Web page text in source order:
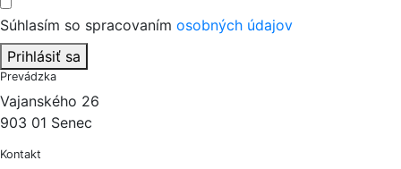
Súhlasím so spracovaním osobných údajov
Prihlásiť sa
Prevádzka
Vajanského 26
903 01 Senec
Kontakt